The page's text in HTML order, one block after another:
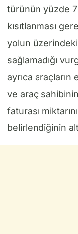
türünün yüzde
kısıtlanması
yolun üzerindeki
sağlamadığı
ayrıca
ve araç
faturası
belirlendiğinin